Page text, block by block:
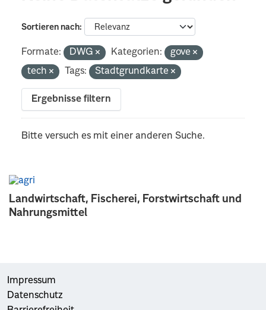
Landwirtschaft, Fischerei, Forstwirtschaft und
Nahrungsmittel
Sortieren nach
Formate: DWG Kategorien:
gove
tech
Tags: Stadtgrundkarte
Ergebnisse filtern
Bitte versuch es mit einer anderen Suche.
Impressum
Datenschutz